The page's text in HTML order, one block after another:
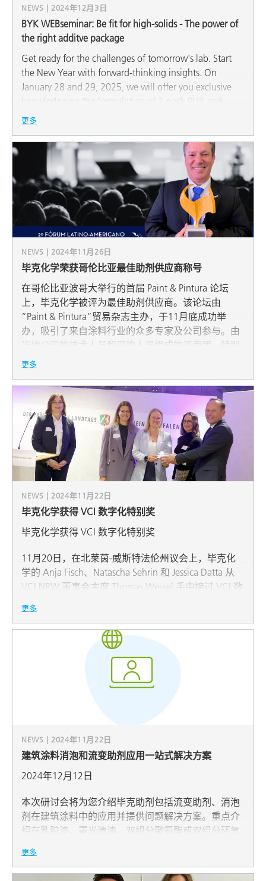
NEWS | 2024年12月3日
BYK WEBseminar: Be fit for high-solids - The power of
the right additve package
Get ready for the challenges of tomorrow's lab. Start
the New Year with forward-thinking insights. On
January 28 and 29, 2025, we will offer you exclusive
knowledge on the formulation of 2-pack PUR and
polyaspartic systems. BYK's technical experts will
application of wetting and dispersing additives,
rheology additives, surface additives and defoamers.
Learn more about the chemistry and working
mechanism of these additives and take advantage of
this opportunity to learn about modern test methods
and new product developments that meet the latest
regulatory requirements.
更多
NEWS | 2024年11月26日
毕克化学荣获哥伦比亚最佳助剂供应商称号
在哥伦比亚波哥大举行的首届 Paint & Pintura 论坛
上，毕克化学被评为最佳助剂供应商。该论坛由
“Paint & Pintura”贸易杂志主办，于11月底成功举
办，吸引了来自涂料行业的众多专家及公司参与。由
当地公司的技术人员和采购人员组成的评审团，特别
赞赏了毕克化学与客户的亲密关系以及卓越技术和商
更多
Anja Fisch、Natascha Sehrin、Jessica Datta（均来自毕克化学）、
Thomas Wessel，VCI NRW 董事会主席
NEWS | 2024年11月22日
毕克化学获得 VCI 数字化特别奖
毕克化学获得 VCI 数字化特别奖
11月20日，在北莱茵-威斯特法伦州议会上，毕克化
学的 Anja Fisch、Natascha Sehrin 和 Jessica Datta 从
VCI NRW 董事会主席 Thomas Wessel 手中接过 VCI 数
务的成功变革，该服务适应不断增长的移动工作趋
势，并且覆盖全德国毕克化学同事，确保了健康和福
祉将在未来继续在毕克化学中发挥核心作用。
更多
NEWS | 2024年11月22日
建筑涂料消泡和流变助剂应用一站式解决方案
2024年12月12日
本次研讨会将为您介绍毕克助剂包括流变助剂、消泡
剂在建筑涂料中的应用并提供问题解决方案。重点介
绍在乳胶漆，罩光清漆、双组分聚氨酯或双组分环氧
题的助剂推荐及解决思路。将从助剂的作用原理、产
品特征以及应用推荐入手，从一些实际助剂使用案例
更多